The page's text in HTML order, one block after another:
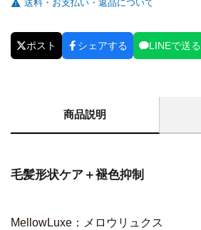
送料・お支払い・返品について
ポスト シェアする LINEで送る
商品説明
毛髪形状ケア＋褪色抑制
MellowLuxe：メロウリュクス